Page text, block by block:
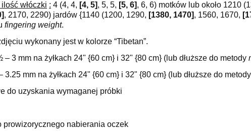
włóczki : 4 (4, 4, [4, 5], 5, 5, [5, 6], 6, 6) motków lub około 1210
, 2170, 2290) jardów {1140 (1200, 1290, [1380, 1470], 1560, 1670,
fingering weight.
wykonany jest w kolorze “Tibetan”.
– 3 mm na żyłkach 24" {60 cm} i 32" {80 cm} (lub dłuższe do metody
3.25 mm na żyłkach 24" {60 cm} i 32" {80 cm} (lub dłuższe do metody
do uzyskania wymaganej próbki
prowizorycznego nabierania oczek